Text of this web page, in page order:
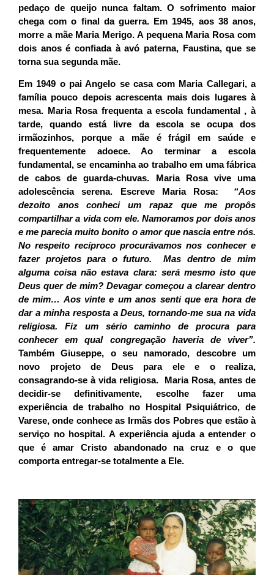
pedaço de queijo nunca faltam. O sofrimento maior
chega com o final da guerra. Em 1945, aos 38 anos,
morre a mãe Maria Merigo. A pequena Maria Rosa com
dois anos é confiada à avó paterna, Faustina, que se
torna sua segunda mãe.
Em 1949 o pai Angelo se casa com Maria Callegari, a
família pouco depois acrescenta mais dois lugares à
mesa. Maria Rosa frequenta a escola fundamental , à
tarde, quando está livre da escola se ocupa dos
irmãozinhos, porque a mãe é frágil em saúde e
frequentemente adoece. Ao terminar a escola
fundamental, se encaminha ao trabalho em uma fábrica
de cabos de guarda-chuvas. Maria Rosa vive uma
adolescência serena. Escreve Maria Rosa:
“Aos
dezoito anos conheci um rapaz que me propôs
compartilhar a vida com ele. Namoramos por dois anos
e me parecia muito bonito o amor que nascia entre nós.
No respeito recíproco procurávamos nos conhecer e
fazer projetos para o futuro. Mas dentro de mim
alguma coisa não estava clara: será mesmo isto que
Deus quer de mim? Devagar começou a clarear dentro
de mim… Aos vinte e um anos senti que era hora de
dar a minha resposta a Deus, tornando-me sua na vida
religiosa. Fiz um sério caminho de procura para
conhecer em qual congregação haveria de viver”.
Também Giuseppe, o seu namorado, descobre um
novo projeto de Deus para ele e o realiza,
consagrando-se à vida religiosa. Maria Rosa, antes de
decidir-se definitivamente, escolhe fazer uma
experiência de trabalho no Hospital Psiquiátrico, de
Varese, onde conhece as Irmãs dos Pobres que estão à
serviço no hospital. A experiência ajuda a entender o
que é amar Cristo abandonado na cruz e o que
comporta entregar-se totalmente a Ele.